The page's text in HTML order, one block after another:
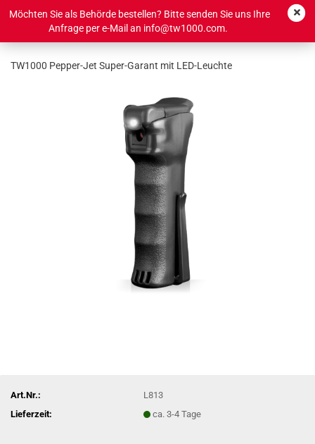
Möchten Sie als Behörde bestellen? Bitte senden Sie uns Ihre
Anfrage per e-Mail an info@tw1000.com.
TW1000 Pepper-Jet Super-Garant mit LED-Leuchte
Art.Nr.:
L813
Lieferzeit:
ca. 3-4 Tage